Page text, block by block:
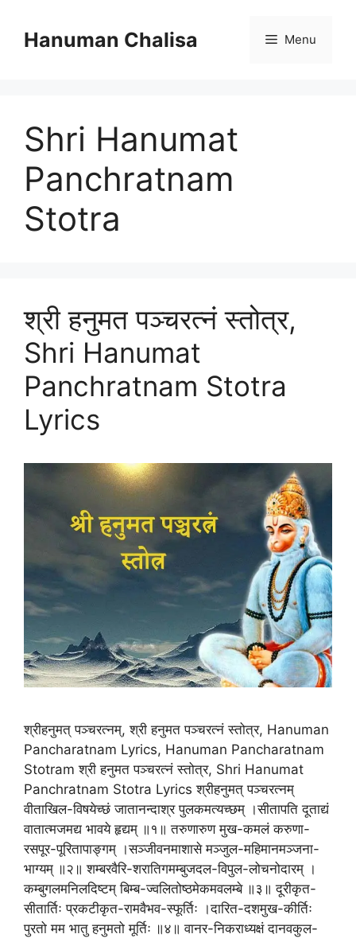
contentHanuman Chalisa Menu
Shri Hanumat
Panchratnam
Stotra
श्री हनुमत पञ्चरत्नं स्तोत्र,
Shri Hanumat
Panchratnam Stotra
Lyrics
श्रीहनुमत् पञ्चरत्नम्, श्री हनुमत पञ्चरत्नं स्तोत्र, Hanuman
Pancharatnam Lyrics, Hanuman Pancharatnam
Stotram श्री हनुमत पञ्चरत्नं स्तोत्र, Shri Hanumat
Panchratnam Stotra Lyrics श्रीहनुमत् पञ्चरत्नम्
वीताखिल-विषयेच्छं जातानन्दाश्र पुलकमत्यच्छम् ।सीतापति दूताद्यं
वातात्मजमद्य भावये हृद्यम् ॥१॥ तरुणारुण मुख-कमलं करुणा-
रसपूर-पूरितापाङ्गम् ।सञ्जीवनमाशासे मञ्जुल-महिमानमञ्जना-
भाग्यम् ॥२॥ शम्बरवैरि-शरातिगमम्बुजदल-विपुल-लोचनोदारम् ।
कम्बुगलमनिलदिष्टम् बिम्ब-ज्वलितोष्ठमेकमवलम्बे ॥३॥ दूरीकृत-
सीतार्तिः प्रकटीकृत-रामवैभव-स्फूर्तिः ।दारित-दशमुख-कीर्तिः
पुरतो मम भातु हनुमतो मूर्तिः ॥४॥ वानर-निकराध्यक्षं दानवकुल-